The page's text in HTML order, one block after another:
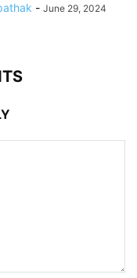
- June 29, 2024